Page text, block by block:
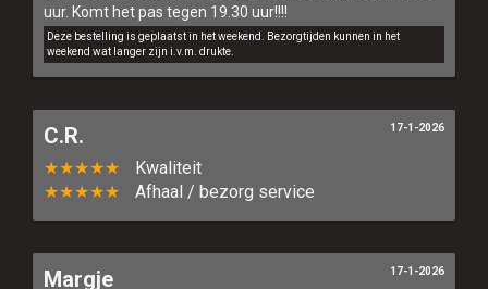
uur. Komt het pas tegen 19.30 uur!!!!
Deze bestelling is geplaatst in het weekend. Bezorgtijden kunnen in het
weekend wat langer zijn i.v.m. drukte.
C.R.
★★★★★
Kwaliteit
★★★★★
Afhaal / bezorg service
17-1-2026
Margje 17-1-2026